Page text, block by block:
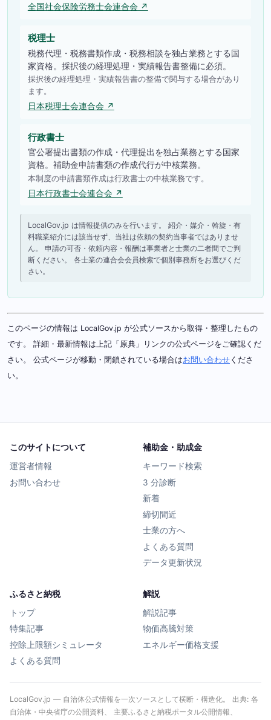
全国社会保険労務士会連合会 ↗
税理士
税務代理・税務書類作成・税務相談を独占業務とする国
家資格。採択後の経理処理・実績報告書整備に必須。
採択後の経理処理・実績報告書の整備で関与する場合があり
ます。
日本税理士会連合会 ↗
行政書士
官公署提出書類の作成・代理提出を独占業務とする国家
資格。補助金申請書類の作成代行が中核業務。
本制度の申請書類作成は行政書士の中核業務です。
日本行政書士会連合会 ↗
LocalGov.jp は情報提供のみを行います。 紹介・媒介・斡旋・有
料職業紹介には該当せず、当社は依頼の契約当事者ではありませ
ん。 申請の可否・依頼内容・報酬は事業者と士業の二者間でご判
断ください。 各士業の連合会会員検索で個別事務所をお選びくだ
さい。
このページの情報は LocalGov.jp が公式ソースから取得・整理したもの
です。 詳細・最新情報は上記「原典」リンクの公式ページをご確認くだ
さい。 公式ページが移動・閉鎖されている場合はお問い合わせ くださ
い。
このサイトについて
運営者情報
お問い合わせ
補助金・助成金
キーワード検索
3 分診断
新着
締切間近
士業の方へ
よくある質問
データ更新状況
ふるさと納税
トップ
特集記事
控除上限額シミュレータ
よくある質問
解説
解説記事
物価高騰対策
エネルギー価格支援
LocalGov.jp — 自治体公式情報を一次ソースとして横断・構造化。 出典: 各
自治体・中央省庁の公開資料、 主要ふるさと納税ポータル公開情報、